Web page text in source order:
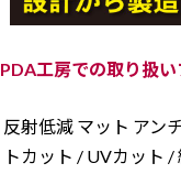
PDA工房での取り扱
反射低減 マット アン
トカット / UVカット